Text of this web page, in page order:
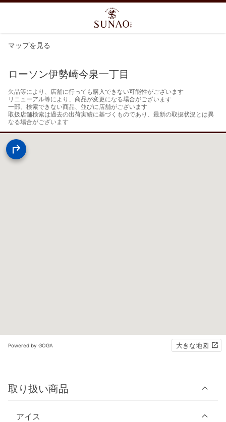
マップを見る
ローソン伊勢崎今泉一丁目
欠品等により、店舗に行っても購入できない可能性がございます
リニューアル等により、商品が変更になる場合がございます
一部、検索できない商品、並びに店舗がございます
取扱店舗検索は過去の出荷実績に基づくものであり、最新の取扱状況とは異
なる場合がございます
Powered by GOGA 大きな地図
取り扱い商品
アイス